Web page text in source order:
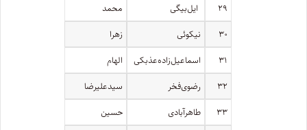
۲۹
ایل‌بیگی
محمد
۳۰
نیکوئی
زهرا
۳۱
اسماعیل‌زاده‌عذبکی
الهام
۳۲
رضوی‌فخر
سیدعلیرضا
۳۳
طاهر‌آبادی
حسین